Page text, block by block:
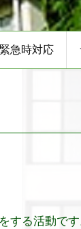
緊急時対応
する活動です